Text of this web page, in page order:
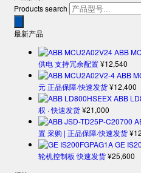
Products search
最新产品
ABB
供电 支持冗余配置¥12,540
ABB
元 正品保障·快速发货¥12,400
ABB
权 · 快速发货¥21,000
置 采购 | 正品保障·快速发货¥
GE
轮机控制板 快速发货¥25,600